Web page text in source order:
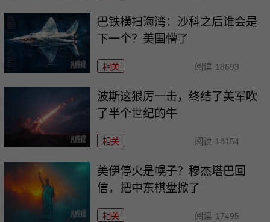
巴铁横扫海湾：沙科之后谁会是
下一个？美国懵了
相关 阅读 18693
波斯这狠厉一击，终结了美军吹
了半个世纪的牛
相关 阅读 18154
美伊停火是幌子？穆杰塔巴回
信，把中东棋盘掀了
相关 阅读 17495